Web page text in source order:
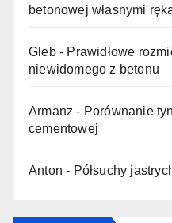
betonowej własnymi
Gleb- Prawidłowe
niewidomego z betonu
Armanz - Porównanie
cementowej
Anton - Półsuchy